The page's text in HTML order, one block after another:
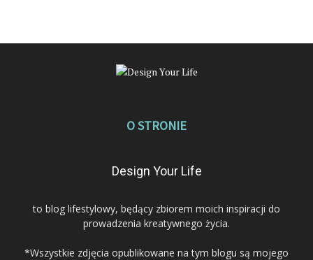
O STRONIE
Design Your Life
to blog lifestylowy, będący zbiorem moich inspiracji do
prowadzenia kreatywnego życia.
*Wszystkie zdjęcia opublikowane na tym blogu są mojego